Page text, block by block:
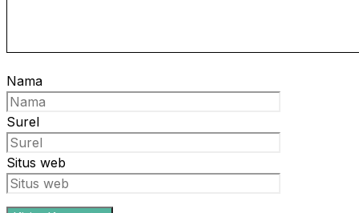
Nama
Surel
Situs web